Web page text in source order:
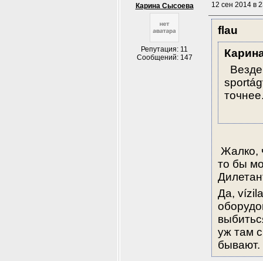
Карина Сысоева
Репутация: 11
Сообщений: 147
12 сен 2014 в
flau
Жалко,
то бы
Да,
уж там
бывают.